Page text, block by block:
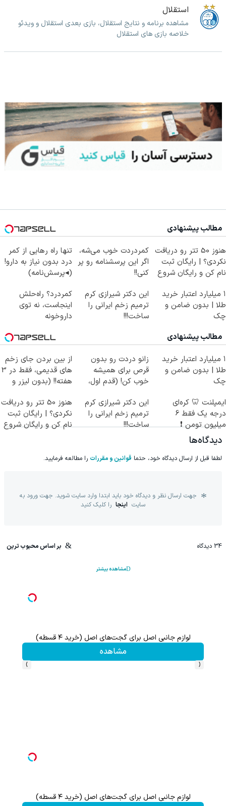
استقلال
مشاهده برنامه و نتایج استقلال، بازی بعدی استقلال و ویدئو
خلاصه بازی های استقلال
مطالب پیشنهادی
هنوز 50 تتر رو دریافت
نکردی؟ | رایگان ثبت
نام کن و رایگان شروع
کمردردت خوب می‌شه،
اگر این پرسشنامه رو پر
کنی!!
تنها راه رهایی از کمر
درد بدون نیاز به دارو!
(◂پرسش‌نامه)
۱ میلیارد اعتبار خرید
طلا | بدون ضامن و
چک
این دکتر شیرازی کرم
ترمیم زخم ایرانی را
ساخت!!!
کمردرد؟ راه‌حلش
اینجاست، نه توی
داروخونه
مطالب پیشنهادی
۱ میلیارد اعتبار خرید
طلا | بدون ضامن و
چک
زانو دردت رو بدون
قرص برای همیشه
خوب کن! (قدم اول،
از بین بردن جای زخم
های قدیمی، فقط در 3
هفته!! (بدون لیزر و
ایمپلنت 🦷 کره‌ای
درجه یک فقط 6
میلیون تومن ❗
این دکتر شیرازی کرم
ترمیم زخم ایرانی را
ساخت!!!
هنوز 50 تتر رو دریافت
نکردی؟ | رایگان ثبت
نام کن و رایگان شروع
دیدگاه‌ها
لطفا قبل از ارسال دیدگاه خود، حتما قوانین و مقررات را مطالعه فرمایید.
جهت ارسال نظر و دیدگاه خود باید ابتدا وارد سایت شوید. جهت ورود به
سایت اینجا را کلیک کنید
34 دیدگاه بر اساس محبوب ترین
مشاهده بیشتر
لوازم جانبی اصل برای گجت‌های اصل (خرید ۴ قسطه)
مشاهده
‹
›
لوازم جانبی اصل برای گجت‌های اصل (خرید ۴ قسطه)